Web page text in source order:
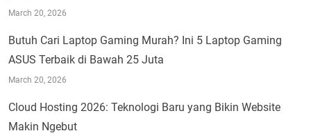
March 20, 2026
Butuh Cari Laptop Gaming Murah? Ini 5 Laptop Gaming
ASUS Terbaik di Bawah 25 Juta
March 20, 2026
Cloud Hosting 2026: Teknologi Baru yang Bikin Website
Makin Ngebut